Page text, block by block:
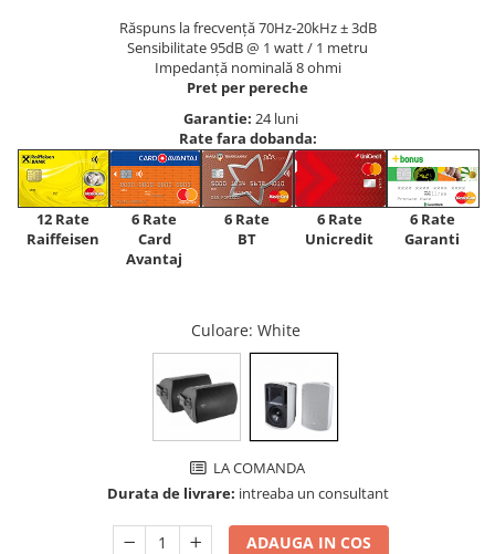
Răspuns la frecvență 70Hz-20kHz ± 3dB
Sensibilitate 95dB @ 1 watt / 1 metru
Impedanță nominală 8 ohmi
Pret per pereche
Garantie: 24 luni
Rate fara dobanda:
12 Rate
Raiffeisen
6 Rate
Card
Avantaj
6 Rate
BT
6 Rate
Unicredit
6 Rate
Garanti
Culoare: White
LA COMANDA
Durata de livrare: intreaba un consultant
ADAUGA IN COS